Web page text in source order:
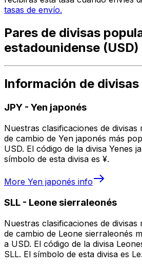
tasas de envío.
Pares de divisas
estadounidense (USD)
Información de divisas
JPY - Yen japonés
Nuestras clasificaciones de
de cambio de Yen japonés más
USD. El código de la divisa Yenes
símbolo de esta divisa es ¥.
More Yen japonés info
SLL - Leone sierraleonés
Nuestras clasificaciones de
de cambio de Leone sierraleonés
a USD. El código de la divisa
SLL. El símbolo de esta divisa es Le.